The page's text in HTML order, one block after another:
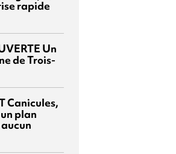
rapide
Un
de Trois-
Canicules,
plan